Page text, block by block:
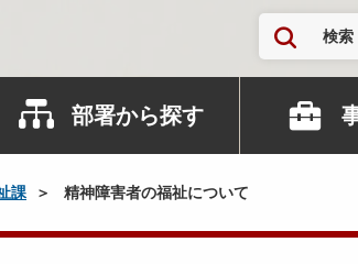
検索
部署から探す
課 精神障害者の福祉について